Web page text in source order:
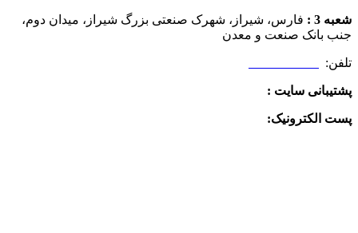
شعبه 3 :
فارس، شیراز، شهرک صنعتی بزرگ شیراز، میدان دوم،
جنب بانک صنعت و معدن
تلفن:
پشتیبانی سایت :
پست الکترونیک: